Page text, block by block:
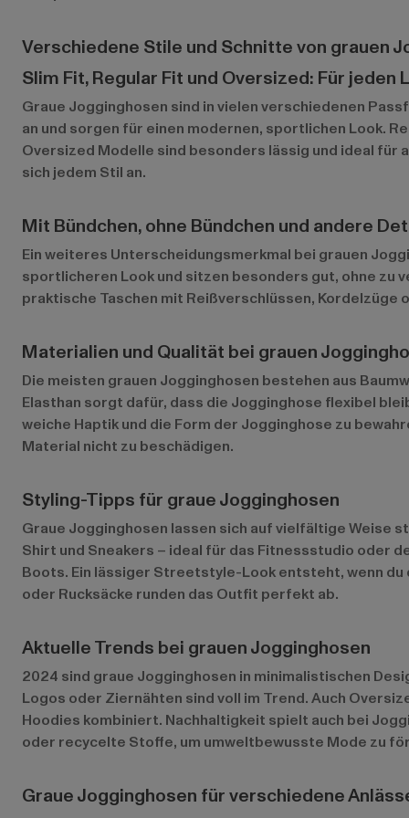
Verschiedene Stile und Schnitte von grauen
Slim Fit, Regular Fit und Oversized: Für
Graue Jogginghosen sind in vielen verschiedenen
an und sorgen für einen modernen, sportlichen Look.
Oversized Modelle sind besonders lässig und ideal für
sich jedem Stil an.
Mit Bündchen, ohne Bündchen und andere
Ein weiteres Unterscheidungsmerkmal bei grauen
sportlicheren Look und sitzen besonders gut, ohne zu
praktische Taschen mit Reißverschlüssen,
Materialien und Qualität bei grauen
Die meisten grauen Jogginghosen bestehen aus
Elasthan sorgt dafür, dass die Jogginghose flexibel
weiche Haptik und die Form der Jogginghose zu
Material nicht zu beschädigen.
Styling-Tipps für graue Jogginghosen
Graue Jogginghosen lassen sich auf vielfältige Weise
Shirt und Sneakers – ideal für das Fitnessstudio oder
Boots. Ein lässiger Streetstyle-Look entsteht, wenn
oder Rucksäcke runden das Outfit perfekt ab.
Aktuelle Trends bei grauen Jogginghosen
2024 sind graue Jogginghosen in minimalistischen
Logos oder Ziernähten sind voll im Trend. Auch
Hoodies kombiniert. Nachhaltigkeit spielt auch bei
oder recycelte Stoffe, um umweltbewusste Mode zu
Graue Jogginghosen für verschiedene